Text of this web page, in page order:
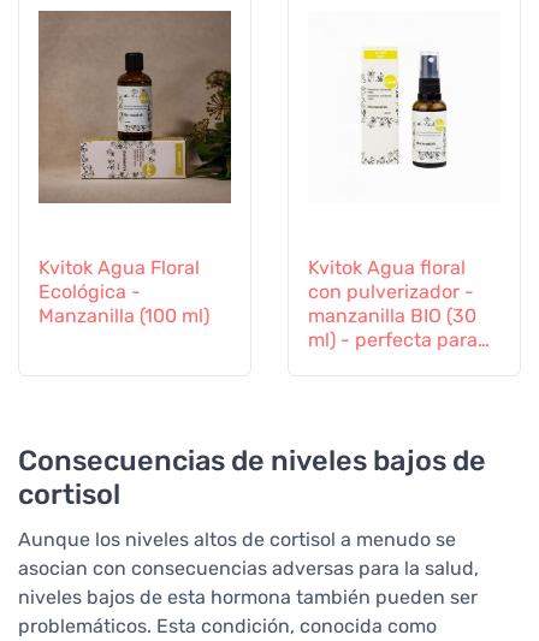
Kvitok Agua Floral
Ecológica -
Manzanilla (100 ml)
Kvitok Agua floral
con pulverizador -
manzanilla BIO (30
ml) - perfecta para
Consecuencias de niveles bajos de
cortisol
Aunque los niveles altos de cortisol a menudo se
asocian con consecuencias adversas para la salud,
niveles bajos de esta hormona también pueden ser
problemáticos. Esta condición, conocida como